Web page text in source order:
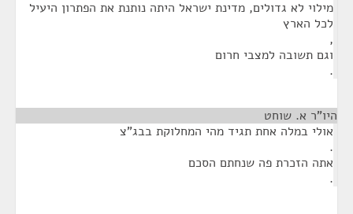
מילוי לא גדולים, מדינת ישראל היתה נותנת את הפתרון היעיל
לכל הארץ
,
וגם תשובה למצבי חרום
.
היו"ר א. שוחט
אולי במלה אחת תגיד מהי המחלוקת בבג"צ
.
אתה הזכרת פה שנחתם הסכם
.